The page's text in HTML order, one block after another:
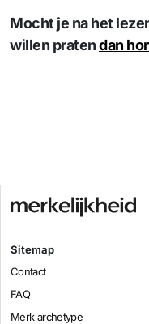
Mocht je na het
willen pratendan
Sitemap
Contact
FAQ
Merk archetype